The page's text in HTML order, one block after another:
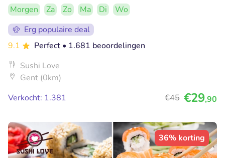
Morgen Za Zo Ma Di
Wo
Erg populaire deal
9.1
Perfect • 1.681 beoordelingen
Sushi Love
Gent (0km)
Verkocht: 1.381
€45 €29,90
36% korting